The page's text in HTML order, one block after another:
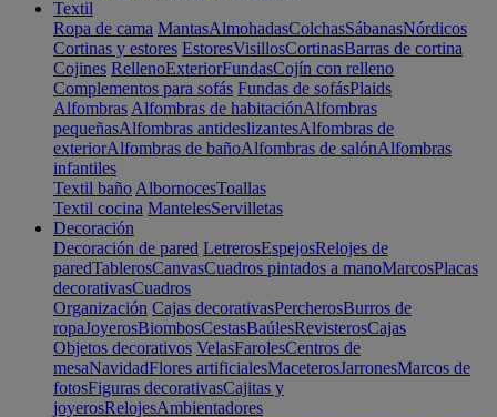
Textil
Ropa de cama MantasAlmohadasColchasSábanasNórdicos
Cortinas y estores EstoresVisillosCortinasBarras de cortina
Cojines RellenoExteriorFundasCojín con relleno
Complementos para sofás Fundas de sofásPlaids
Alfombras Alfombras de habitaciónAlfombras
pequeñasAlfombras antideslizantesAlfombras de
exteriorAlfombras de bañoAlfombras de salónAlfombras
infantiles
Textil baño AlbornocesToallas
Textil cocina MantelesServilletas
Decoración
Decoración de pared LetrerosEspejosRelojes de
paredTablerosCanvasCuadros pintados a manoMarcosPlacas
decorativasCuadros
Organización Cajas decorativasPercherosBurros de
ropaJoyerosBiombosCestasBaúlesRevisterosCajas
Objetos decorativos VelasFarolesCentros de
mesaNavidadFlores artificialesMaceterosJarronesMarcos de
fotosFiguras decorativasCajitas y
joyerosRelojesAmbientadores